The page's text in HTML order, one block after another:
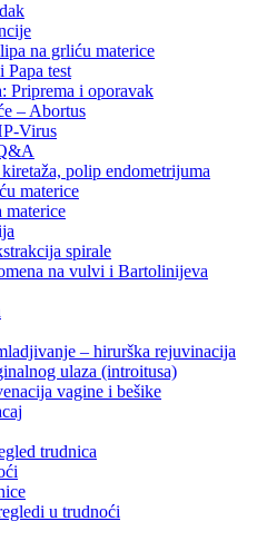
na grliću materice
test
Priprema i oporavak
– Abortus
Virus
polip endometrijuma
materice
materice
spirale
na vulvi i Bartolinijeva
– hirurška rejuvinacija
ulaza (introitusa)
vagine i bešike
trudnica
u trudnoći